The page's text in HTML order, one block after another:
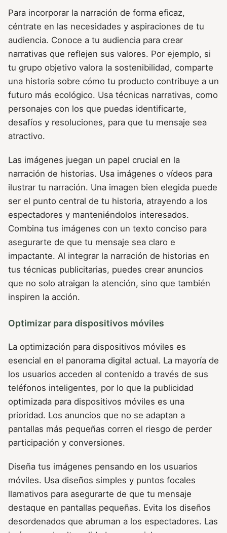
Para incorporar la narración de forma eficaz,
céntrate en las necesidades y aspiraciones de tu
audiencia. Conoce a tu audiencia para crear
narrativas que reflejen sus valores. Por ejemplo, si
tu grupo objetivo valora la sostenibilidad, comparte
una historia sobre cómo tu producto contribuye a un
futuro más ecológico. Usa técnicas narrativas, como
personajes con los que puedas identificarte,
desafíos y resoluciones, para que tu mensaje sea
atractivo.
Las imágenes juegan un papel crucial en la
narración de historias. Usa imágenes o vídeos para
ilustrar tu narración. Una imagen bien elegida puede
ser el punto central de tu historia, atrayendo a los
espectadores y manteniéndolos interesados.
Combina tus imágenes con un texto conciso para
asegurarte de que tu mensaje sea claro e
impactante. Al integrar la narración de historias en
tus técnicas publicitarias, puedes crear anuncios
que no solo atraigan la atención, sino que también
inspiren la acción.
Optimizar para dispositivos móviles
La optimización para dispositivos móviles es
esencial en el panorama digital actual. La mayoría de
los usuarios acceden al contenido a través de sus
teléfonos inteligentes, por lo que la publicidad
optimizada para dispositivos móviles es una
prioridad. Los anuncios que no se adaptan a
pantallas más pequeñas corren el riesgo de perder
participación y conversiones.
Diseña tus imágenes pensando en los usuarios
móviles. Usa diseños simples y puntos focales
llamativos para asegurarte de que tu mensaje
destaque en pantallas pequeñas. Evita los diseños
desordenados que abruman a los espectadores. Las